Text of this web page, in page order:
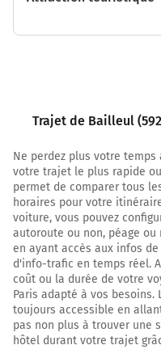
A1
E42
LILLE
GRAND
Continuer A1
A1
31,6 km
Trajet de Bailleul
Ne perdez plus votre
votre trajet le plus rapide
permet de comparer tous
horaires pour votre
voiture, vous pouvez
autoroute ou non, péage
en ayant accès aux infos
d'info-trafic en temps réel.
coût ou la durée de votre
Paris adapté à vos
toujours accessible en
pas non plus à trouver une
hôtel durant votre trajet